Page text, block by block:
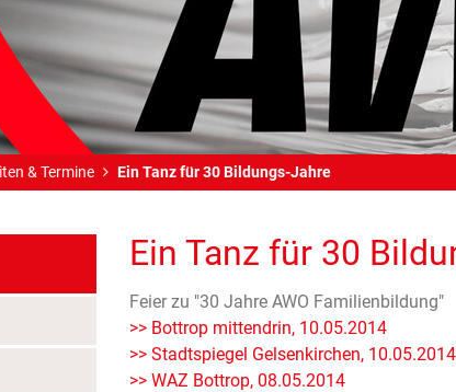
& Termine Ein Tanz für 30 Bildungs-Jahre
Ein Tanz für 30
Feier zu "30 Jahre AWO Familienbildung"
>> Bottrop mittendrin, 10.05.2014
>> Stadtspiegel Gelsenkirchen, 10.05.2014
>> WAZ Bottrop, 08.05.2014